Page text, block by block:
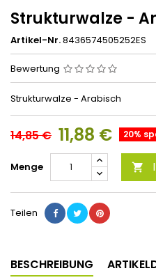
Strukturwalze -
Artikel-Nr.8436574505252ES
Bewertung
Strukturwalze - Arabisch
14,85 € 11,88 € 20%
Menge 
Teilen
BESCHREIBUNG